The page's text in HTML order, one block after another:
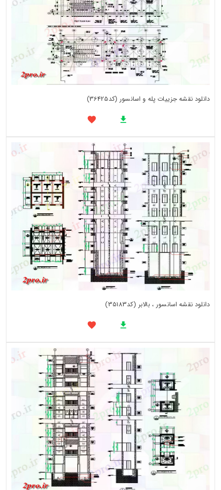
دانلود نقشه جزییات پله و اسانسور (کد36425)
دانلود نقشه اسانسور ، بالابر (کد35183)